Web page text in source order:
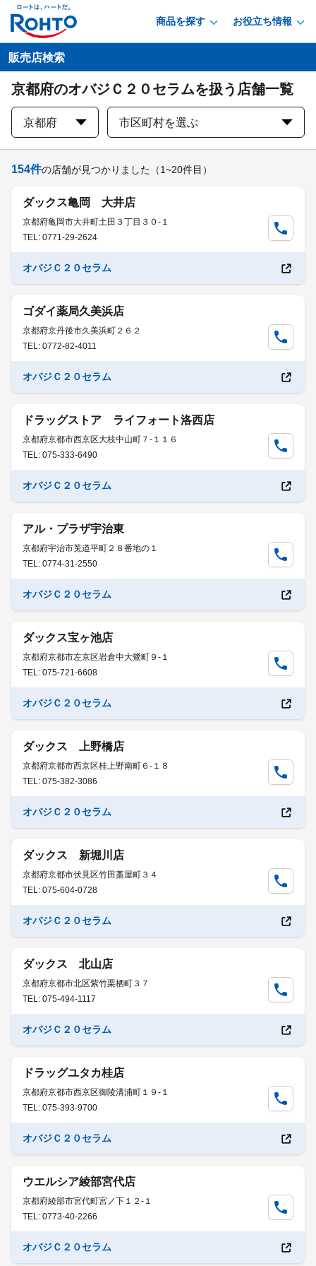
商品を探す お役立ち情報
販売店検索
京都府のオバジＣ２０セラムを扱う店舗一覧
京都府 市区町村を選ぶ
154件の店舗が見つかりました （1~20件目）
ダックス亀岡 大井店
京都府亀岡市大井町土田３丁目３０-１
TEL: 0771-29-2624
オバジＣ２０セラム
ゴダイ薬局久美浜店
京都府京丹後市久美浜町２６２
TEL: 0772-82-4011
オバジＣ２０セラム
ドラッグストア ライフォート洛西店
京都府京都市西京区大枝中山町７-１１６
TEL: 075-333-6490
オバジＣ２０セラム
アル・プラザ宇治東
京都府宇治市莵道平町２８番地の１
TEL: 0774-31-2550
オバジＣ２０セラム
ダックス宝ヶ池店
京都府京都市左京区岩倉中大鷺町９-１
TEL: 075-721-6608
オバジＣ２０セラム
ダックス 上野橋店
京都府京都市西京区桂上野南町６-１８
TEL: 075-382-3086
オバジＣ２０セラム
ダックス 新堀川店
京都府京都市伏見区竹田藁屋町３４
TEL: 075-604-0728
オバジＣ２０セラム
ダックス 北山店
京都府京都市北区紫竹栗栖町３７
TEL: 075-494-1117
オバジＣ２０セラム
ドラッグユタカ桂店
京都府京都市西京区御陵溝浦町１９-１
TEL: 075-393-9700
オバジＣ２０セラム
ウエルシア綾部宮代店
京都府綾部市宮代町宮ノ下１２-１
TEL: 0773-40-2266
オバジＣ２０セラム